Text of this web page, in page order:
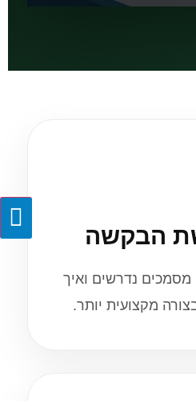
הבקשה
מסמכים נדרשים ואיך
מקצועית יותר.